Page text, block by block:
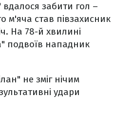
вдалося забити гол –
м'яча став півзахисник
На 78-й хвилині
подвоїв нападник
не зміг нічим
удари